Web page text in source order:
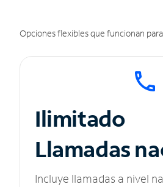
Opciones flexibles que funcionan
Ilimitado
Llamadas
Incluye llamadas a nivel